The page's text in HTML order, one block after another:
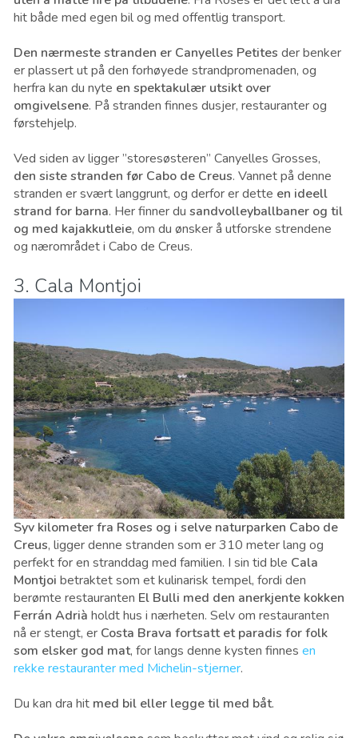
hit både med egen bil og med offentlig transport.
Den nærmeste stranden er Canyelles Petites der benker
er plassert ut på den forhøyede strandpromenaden, og
herfra kan du nyte en spektakulær utsikt over
omgivelsene. På stranden finnes dusjer, restauranter og
førstehjelp.
Ved siden av ligger ”storesøsteren” Canyelles Grosses,
den siste stranden før Cabo de Creus. Vannet på denne
stranden er svært langgrunt, og derfor er dette en ideell
strand for barna. Her finner du sandvolleyballbaner og til
og med kajakkutleie, om du ønsker å utforske strendene
og nærområdet i Cabo de Creus.
3. Cala Montjoi
Syv kilometer fra Roses og i selve naturparken Cabo de
Creus, ligger denne stranden som er 310 meter lang og
perfekt for en stranddag med familien. I sin tid ble Cala
Montjoi betraktet som et kulinarisk tempel, fordi den
berømte restauranten El Bulli med den anerkjente kokken
Ferrán Adrià holdt hus i nærheten. Selv om restauranten
nå er stengt, er Costa Brava fortsatt et paradis for folk
som elsker god mat, for langs denne kysten finnes en
rekke restauranter med Michelin-stjerner.
Du kan dra hit med bil eller legge til med båt.